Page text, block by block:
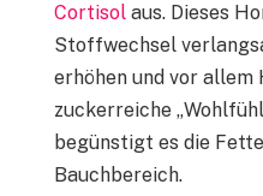
Cortisol aus. Dieses
Stoffwechsel
erhöhen und vor
zuckerreiche
begünstigt es die
Bauchbereich.